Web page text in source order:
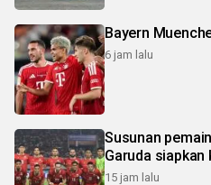
Bayern
6 jam lalu
Susunan
Garuda siapkan
15 jam lalu